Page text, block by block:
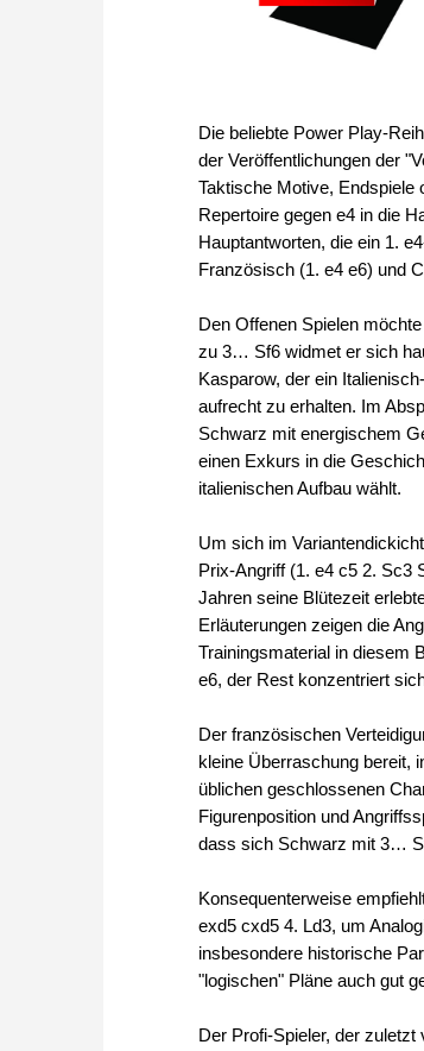
Die beliebte Power Play-
der Veröffentlichungen der
Taktische Motive, Endspiele
Repertoire gegen e4 in die
Hauptantworten, die ein 1.
Französisch (1. e4 e6) und
Den Offenen Spielen
zu 3… Sf6 widmet er sich
Kasparow, der ein
aufrecht zu erhalten. Im
Schwarz mit energischem
einen Exkurs in die
italienischen Aufbau wählt.
Um sich im
Prix-Angriff (1. e4 c5 2. Sc3
Jahren seine Blütezeit
Erläuterungen zeigen die
Trainingsmaterial in diesem
e6, der Rest konzentriert
Der französischen
kleine Überraschung bereit,
üblichen geschlossenen
Figurenposition und
dass sich Schwarz mit 3…
Konsequenterweise
exd5 cxd5 4. Ld3, um
insbesondere historische
"logischen" Pläne auch gut
Der Profi-Spieler, der